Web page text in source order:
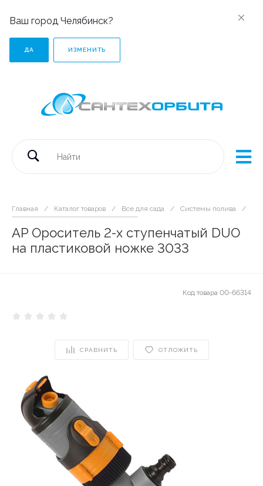
Ваш город Челябинск?
ДА ИЗМЕНИТЬ
Главная / Каталог товаров / Все для сада / Системы полива /
AP Ороситель 2-х ступенчатый DUO
на пластиковой ножке 3033
Код товара 00-66314
СРАВНИТЬ ОТЛОЖИТЬ